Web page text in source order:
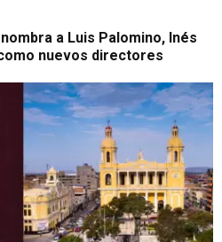
a Luis Palomino, Inés
nuevos directores